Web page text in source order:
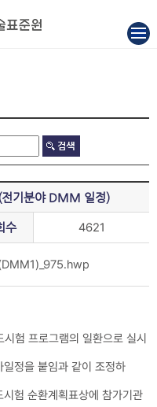
전기분야 DMM 일정)
수 4621
험 프로그램의 일환으로 실시
정을 붙임과 같이 조정하
험 순환계획표상에 참가기관